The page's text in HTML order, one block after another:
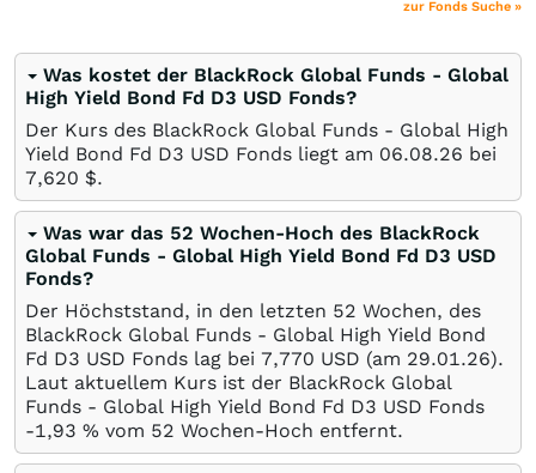
zur Fonds Suche »
Was kostet der BlackRock Global Funds - Global
High Yield Bond Fd D3 USD Fonds?
Der Kurs des BlackRock Global Funds - Global High
Yield Bond Fd D3 USD Fonds liegt am 06.08.26 bei
7,620 $.
Was war das 52 Wochen-Hoch des BlackRock
Global Funds - Global High Yield Bond Fd D3 USD
Fonds?
Der Höchststand, in den letzten 52 Wochen, des
BlackRock Global Funds - Global High Yield Bond
Fd D3 USD Fonds lag bei 7,770 USD (am 29.01.26).
Laut aktuellem Kurs ist der BlackRock Global
Funds - Global High Yield Bond Fd D3 USD Fonds
-1,93 % vom 52 Wochen-Hoch entfernt.